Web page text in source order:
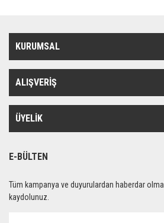
KURUMSAL
ALIŞVERİŞ
ÜYELİK
E-BÜLTEN
Tüm kampanya ve duyurulardan haberdar
kaydolunuz.